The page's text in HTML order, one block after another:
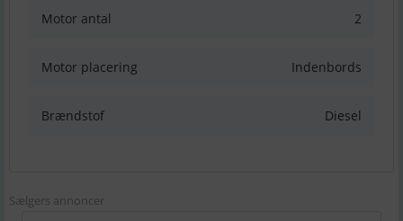
Motor antal 2
Motor placering Indenbords
Brændstof Diesel
Sælgers annoncer